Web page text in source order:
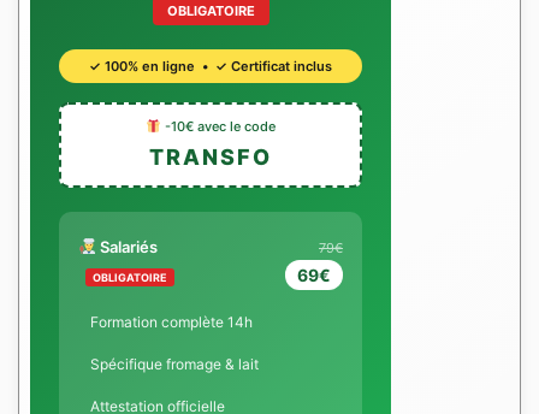
OBLIGATOIRE
✓ 100% en ligne • ✓ Certificat inclus
-10€ avec le code
TRANSFO
Salariés
OBLIGATOIRE
79€
69€
Formation complète 14h
Spécifique fromage & lait
Attestation officielle